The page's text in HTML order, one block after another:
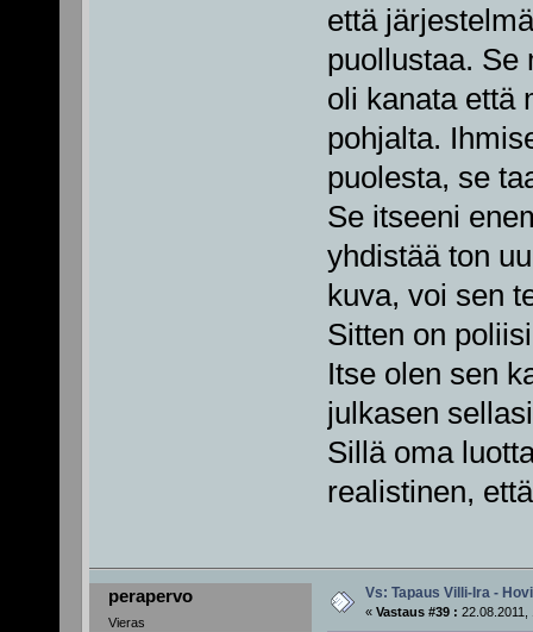
että
puollustaa. Se
oli kanata että
pohjalta.
puolesta, se
Se itseeni
yhdistää ton
kuva, voi sen
Sitten on
Itse olen sen
julkasen
Sillä oma
realistinen,
perapervo
Vieras
Vs: Tapaus Villi-Ira -
« Vastaus #39 : 22.08.2011,